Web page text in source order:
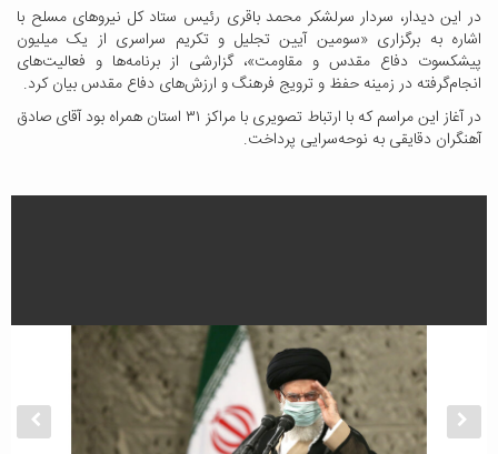
در این دیدار، سردار سرلشکر محمد باقری رئیس ستاد کل نیروهای مسلح با
اشاره به برگزاری «سومین آیین تجلیل و تکریم سراسری از یک میلیون
پیشکسوت دفاع مقدس و مقاومت»، گزارشی از برنامه‌ها و فعالیت‌های
انجام‌گرفته در زمینه حفظ و ترویج فرهنگ و ارزش‌های دفاع مقدس بیان کرد.
در آغاز این مراسم که با ارتباط تصویری با مراکز ۳۱ استان همراه بود آقای صادق
آهنگران دقایقی به نوحه‌سرایی پرداخت.